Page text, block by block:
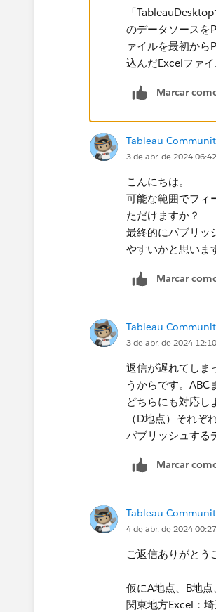
「
のデータソースを
ァイルを最初から
込んだExcelファ
Marcar
Tableau
3 de abr. de 2024 06:42
こんにちは。
可能な範囲でフィ
ただけますか？
最終的にパブリッ
やすいかと思いま
Marcar
Tableau
3 de abr. de 2024 12:10
返信が遅れてしま
うからです。ABC
どちらにも対応し
（D地点）それ
パブリッシュする
Marcar
Tableau
4 de abr. de 2024 00:27
ご返信ありがとう
仮にA地点、B地点
関東地方Excel：